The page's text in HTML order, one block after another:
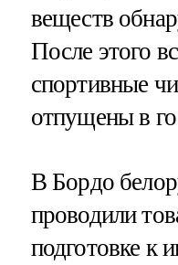
веществ
После этого
спортивные
отпущены в
В Бордо
проводили
подготовке к